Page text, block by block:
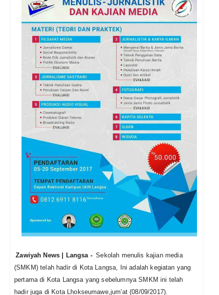
Zawiyah News | Langsa - Sekolah menulis kajian media
(SMKM) telah hadir di Kota Langsa, Ini adalah kegiatan yang
pertama di Kota Langsa yang sebelumnya SMKM ini telah
hadir juga di Kota Lhokseumawe,jum'at (08/09/2017).